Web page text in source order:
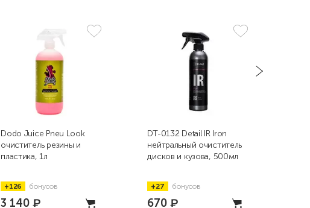
Dodo Juice Pneu Look
очиститель резины и
пластика, 1л
+126 бонусов
3 140₽
DT-0132 Detail IR Iron
нейтральный очиститель
дисков и кузова, 500мл
+27 бонусов
670₽